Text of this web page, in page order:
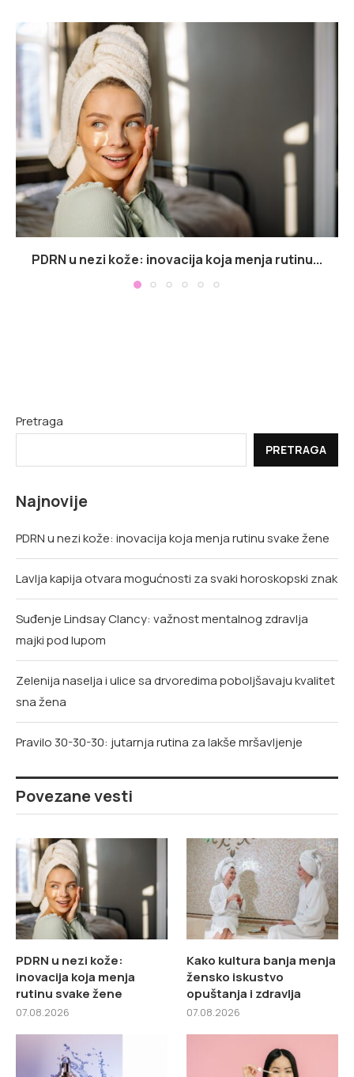
PDRN u nezi kože: inovacija koja menja rutinu...
Pretraga
PRETRAGA
Najnovije
PDRN u nezi kože: inovacija koja menja rutinu svake žene
Lavlja kapija otvara mogućnosti za svaki horoskopski znak
Suđenje Lindsay Clancy: važnost mentalnog zdravlja
majki pod lupom
Zelenija naselja i ulice sa drvoredima poboljšavaju kvalitet
sna žena
Pravilo 30-30-30: jutarnja rutina za lakše mršavljenje
Povezane vesti
PDRN u nezi kože:
inovacija koja menja
rutinu svake žene
07.08.2026
Kako kultura banja menja
žensko iskustvo
opuštanja i zdravlja
07.08.2026